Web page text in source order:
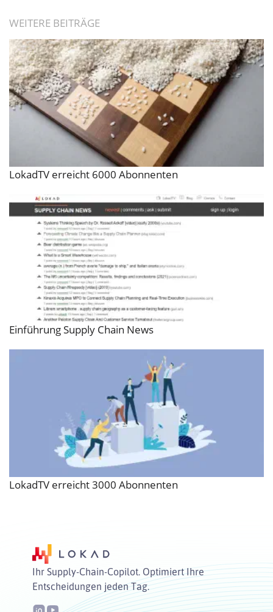
WEITERE BEITRÄGE
LokadTV erreicht 6000 Abonnenten
Einführung Supply Chain News
LokadTV erreicht 3000 Abonnenten
Ihr Supply-Chain-Copilot. Optimiert Ihre
Entscheidungen jeden Tag.